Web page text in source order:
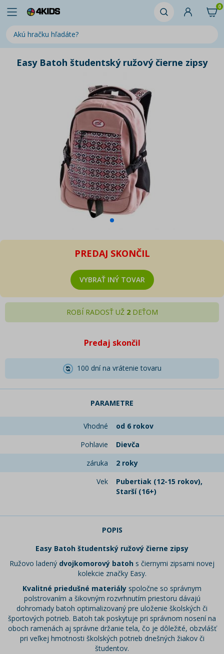
0
Easy Batoh študentský ružový čierne zipsy
PREDAJ SKONČIL
VYBRAŤ INÝ TOVAR
ROBÍ RADOSŤ UŽ 2DEŤOM
Predaj skončil
100 dní na vrátenie tovaru
PARAMETRE
Vhodné
od 6 rokov
Pohlavie
Dievča
záruka
2 roky
Vek
Pubertiak (12-15 rokov),
Starší (16+)
POPIS
Easy Batoh študentský ružový čierne zipsy
Ružovo ladený dvojkomorový batoh s čiernymi zipsami novej
kolekcie značky Easy.
Kvalitné priedušné materiály spoločne so správnym
polstrovaním a šikovným rozvrhnutím priestoru dávajú
dohromady batoh optimalizovaný pre uloženie školských či
športových potrieb. Batoh tak poskytuje pri správnom nosení na
oboch ramenách aj správne držanie tela, čo je dôležité, obzvlášť
pri veľkej hmotnosti školských potrieb dnešných žiakov či
študentov.